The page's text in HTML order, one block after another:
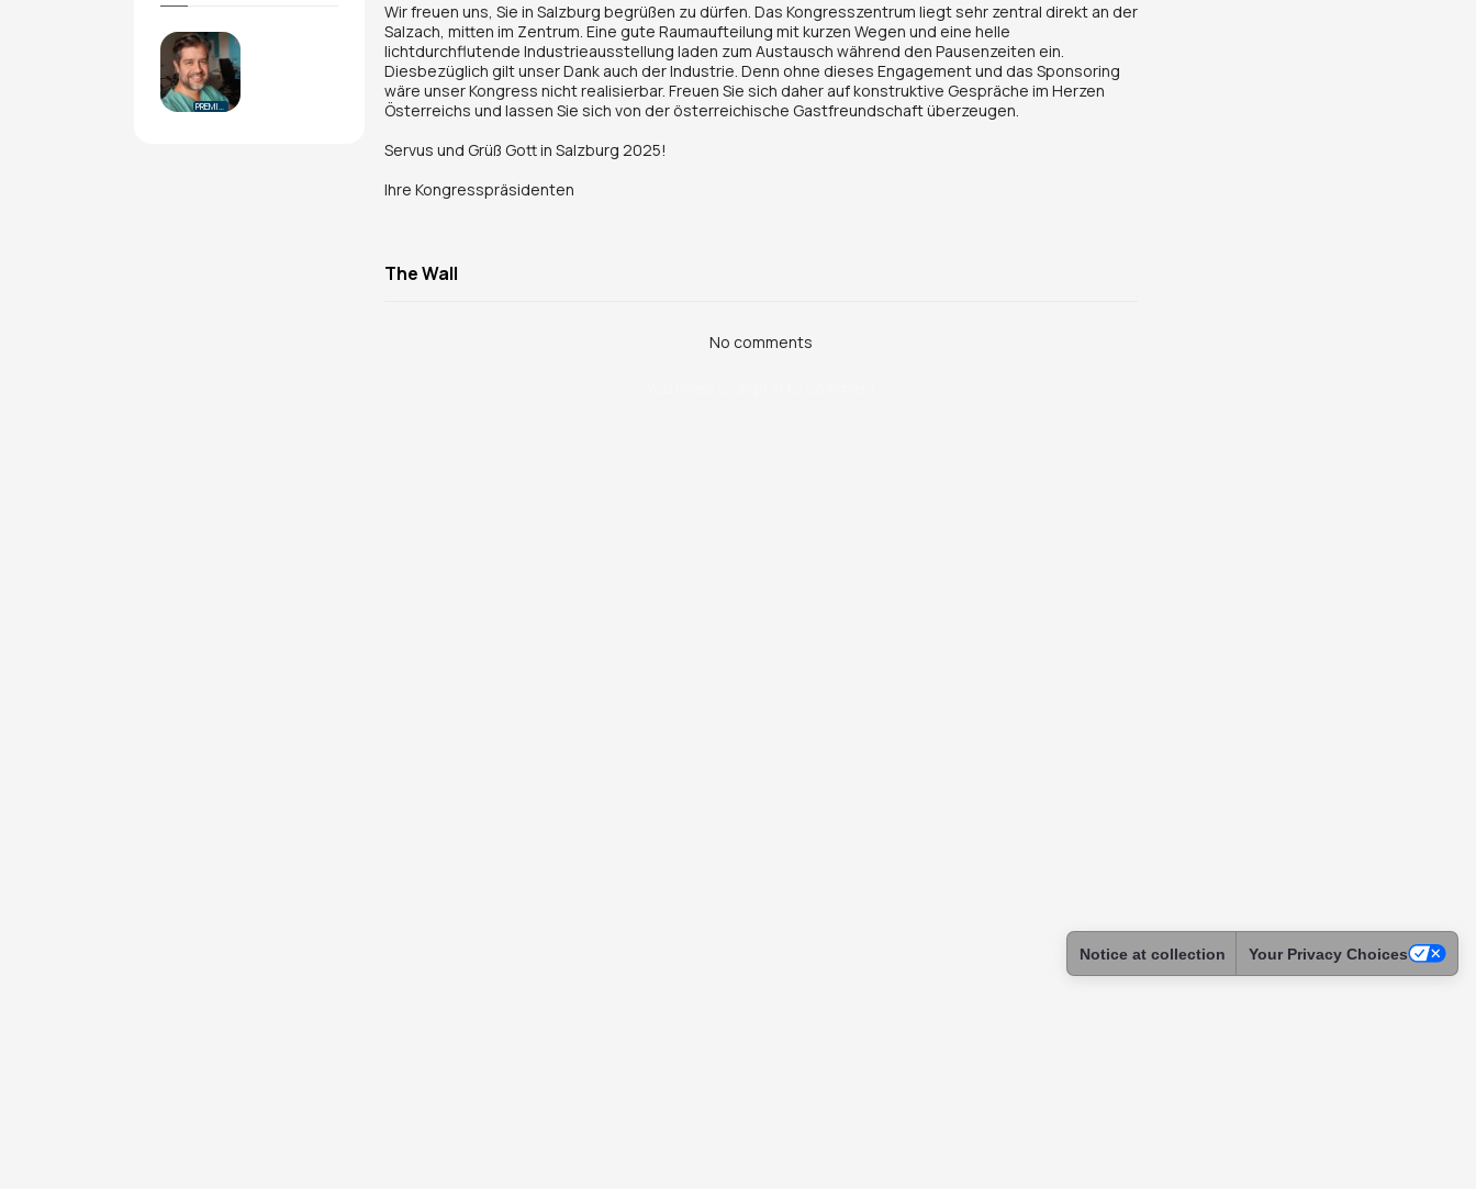
Wir freuen uns, Sie in Salzburg begrüßen zu dürfen. Das Kongresszentrum liegt sehr zentral direkt an der
Salzach, mitten im Zentrum. Eine gute Raumaufteilung mit kurzen Wegen und eine helle
lichtdurchflutende Industrieausstellung laden zum Austausch während den Pausenzeiten ein.
Diesbezüglich gilt unser Dank auch der Industrie. Denn ohne dieses Engagement und das Sponsoring
wäre unser Kongress nicht realisierbar. Freuen Sie sich daher auf konstruktive Gespräche im Herzen
Österreichs und lassen Sie sich von der österreichische Gastfreundschaft überzeugen.
Servus und Grüß Gott in Salzburg 2025!
Ihre Kongresspräsidenten
The Wall
No comments
Your Privacy Choices
Notice at collection